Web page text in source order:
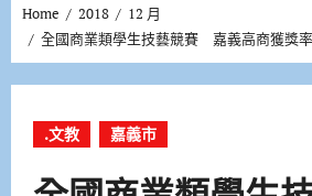
Home 2018
12 月
全國商業類學生技藝競賽 嘉義高商獲獎
.文教 嘉義市